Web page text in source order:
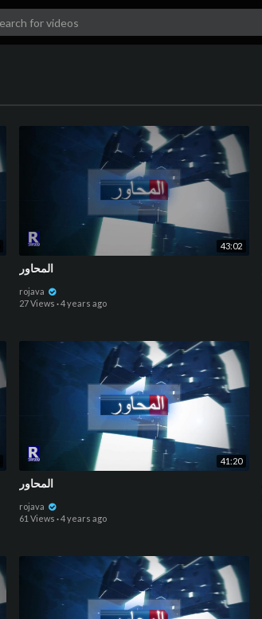
43:02
المحاور
rojava
27 Views ·4 years ago
41:20
المحاور
rojava
61 Views ·4 years ago